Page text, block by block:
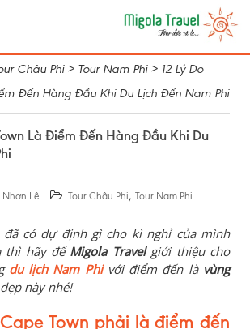
Châu Phi> Tour Nam Phi> 12 Lý Do
Đến Hàng Đầu Khi Du Lịch Đến Nam Phi
Là Điểm Đến Hàng Đầu Khi Du
Nhơn Lê Tour Châu Phi, Tour Nam Phi
đã có dự định gì cho kì nghỉ của mình
thì hãy để Migola Travelgiới thiệu cho
du lịch Nam Phivới điểm đến là vùng
này nhé!
Town phải là điểm đến